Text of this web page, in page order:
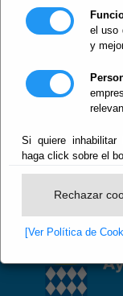
el uso
y
Si quiere inhabilitar
haga click sobre el
Rechazar
[Ver Política de
Menu